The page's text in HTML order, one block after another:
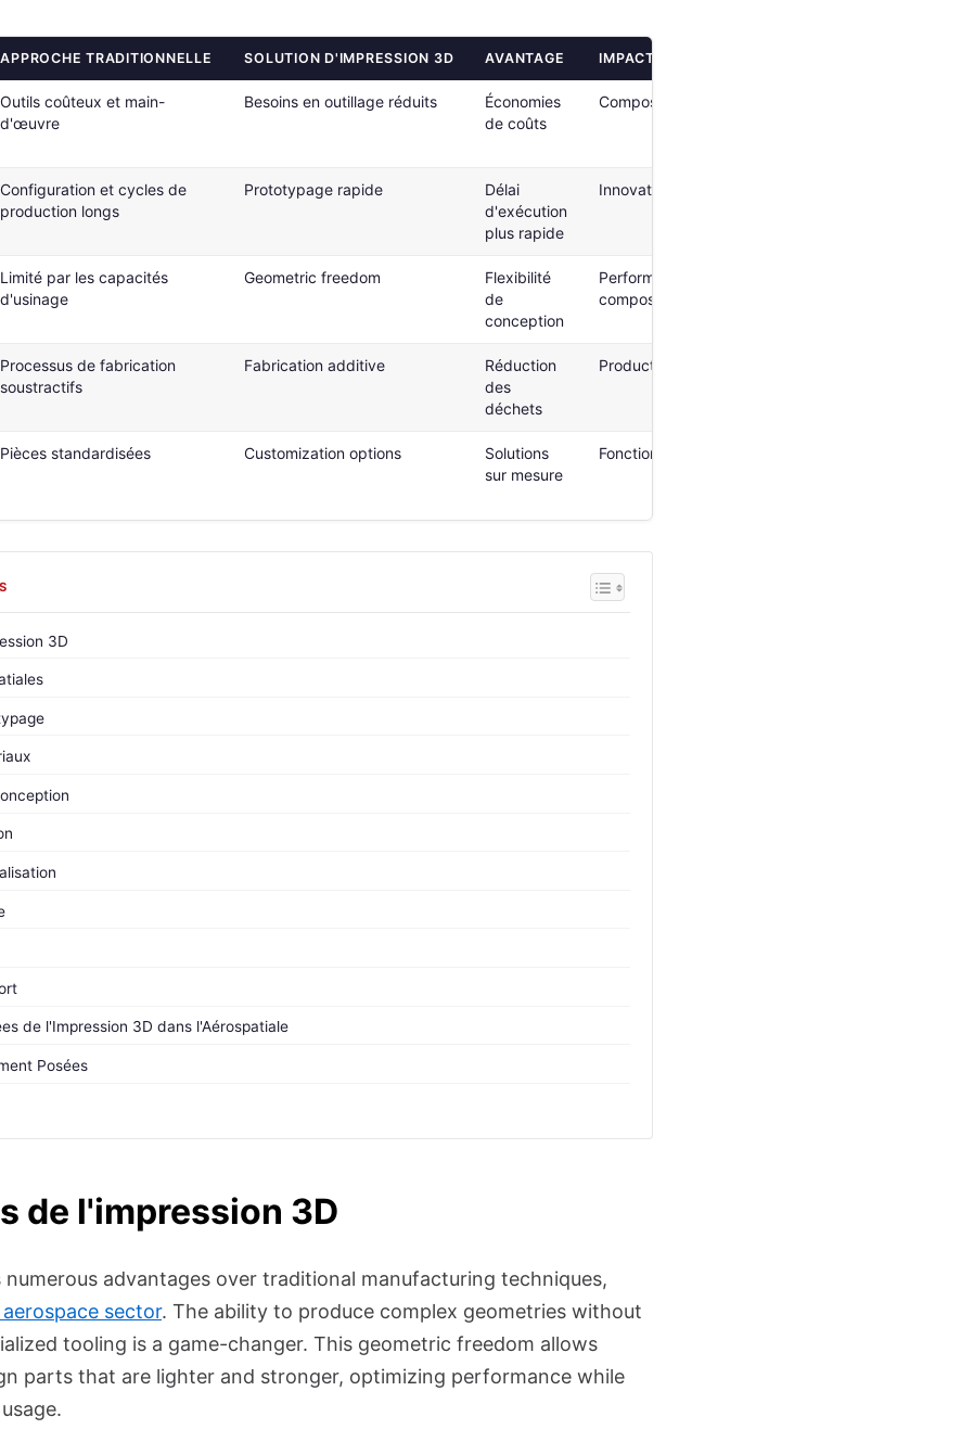
APPROCHE TRADITIONNELLE SOLUTION D'IMPRESSION 3D AVANTAGE IMPACT SUR L'AÉROSPATIALE
Outils coûteux et main-
d'œuvre
Besoins en outillage réduits
Économies
de coûts
Composants plus abordables
Configuration et cycles de
production longs
Prototypage rapide
Délai
d'exécution
plus rapide
Innovation accélérée
Limité par les capacités
d'usinage
Geometric freedom
Flexibilité
de
conception
Performance améliorée des
composants
Processus de fabrication
soustractifs
Fabrication additive
Réduction
des
déchets
Production durable
Pièces standardisées Customization options
Solutions
sur mesure
Fonctionnalité améliorée
3D
de l'Impression 3D dans l'Aérospatiale
Posées
de l'impression 3D
advantages over traditional manufacturing techniques,
sector. The ability to produce complex geometries without
tooling is a game-changer. This geometric freedom allows
parts that are lighter and stronger, optimizing performance while